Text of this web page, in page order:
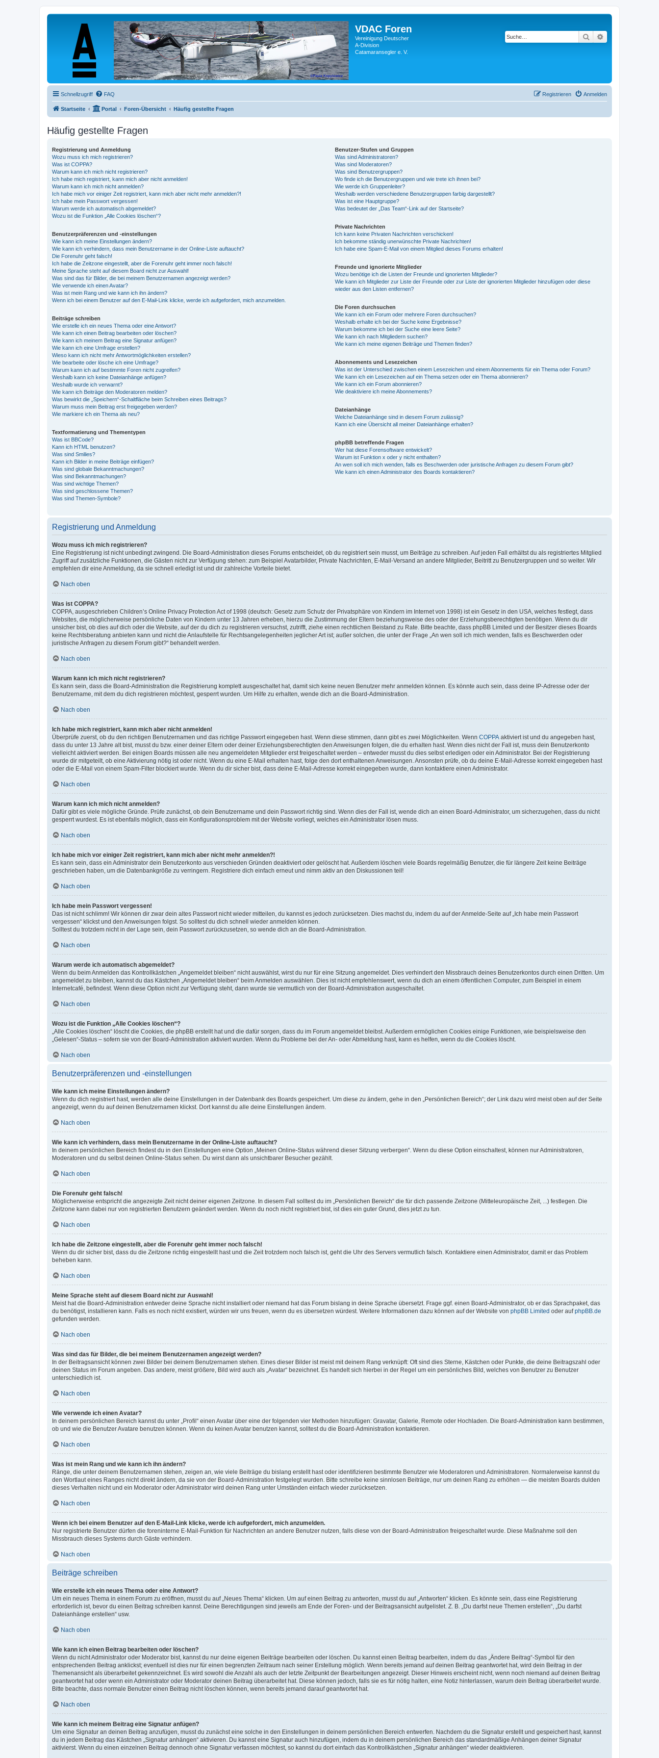
VDAC Foren
Vereinigung Deutscher
A-Division
Catamaransegler e. V.
Suche
Schnellzugriff FAQ Anmelden
Registrieren
Startseite Portal Foren-Übersicht Häufig gestellte Fragen
Häufig gestellte Fragen
Registrierung und Anmeldung
Wozu muss ich mich registrieren?
Was ist COPPA?
Warum kann ich mich nicht registrieren?
Ich habe mich registriert, kann mich aber nicht anmelden!
Warum kann ich mich nicht anmelden?
Ich habe mich vor einiger Zeit registriert, kann mich aber nicht mehr anmelden?!
Ich habe mein Passwort vergessen!
Warum werde ich automatisch abgemeldet?
Wozu ist die Funktion „Alle Cookies löschen“?
Benutzerpräferenzen und -einstellungen
Wie kann ich meine Einstellungen ändern?
Wie kann ich verhindern, dass mein Benutzername in der Online-Liste auftaucht?
Die Forenuhr geht falsch!
Ich habe die Zeitzone eingestellt, aber die Forenuhr geht immer noch falsch!
Meine Sprache steht auf diesem Board nicht zur Auswahl!
Was sind das für Bilder, die bei meinem Benutzernamen angezeigt werden?
Wie verwende ich einen Avatar?
Was ist mein Rang und wie kann ich ihn ändern?
Wenn ich bei einem Benutzer auf den E-Mail-Link klicke, werde ich aufgefordert, mich anzumelden.
Beiträge schreiben
Wie erstelle ich ein neues Thema oder eine Antwort?
Wie kann ich einen Beitrag bearbeiten oder löschen?
Wie kann ich meinem Beitrag eine Signatur anfügen?
Wie kann ich eine Umfrage erstellen?
Wieso kann ich nicht mehr Antwortmöglichkeiten erstellen?
Wie bearbeite oder lösche ich eine Umfrage?
Warum kann ich auf bestimmte Foren nicht zugreifen?
Weshalb kann ich keine Dateianhänge anfügen?
Weshalb wurde ich verwarnt?
Wie kann ich Beiträge den Moderatoren melden?
Was bewirkt die „Speichern“-Schaltfläche beim Schreiben eines Beitrags?
Warum muss mein Beitrag erst freigegeben werden?
Wie markiere ich ein Thema als neu?
Textformatierung und Thementypen
Was ist BBCode?
Kann ich HTML benutzen?
Was sind Smilies?
Kann ich Bilder in meine Beiträge einfügen?
Was sind globale Bekanntmachungen?
Was sind Bekanntmachungen?
Was sind wichtige Themen?
Was sind geschlossene Themen?
Was sind Themen-Symbole?
Benutzer-Stufen und Gruppen
Was sind Administratoren?
Was sind Moderatoren?
Was sind Benutzergruppen?
Wo finde ich die Benutzergruppen und wie trete ich ihnen bei?
Wie werde ich Gruppenleiter?
Weshalb werden verschiedene Benutzergruppen farbig dargestellt?
Was ist eine Hauptgruppe?
Was bedeutet der „Das Team“-Link auf der Startseite?
Private Nachrichten
Ich kann keine Privaten Nachrichten verschicken!
Ich bekomme ständig unerwünschte Private Nachrichten!
Ich habe eine Spam-E-Mail von einem Mitglied dieses Forums erhalten!
Freunde und ignorierte Mitglieder
Wozu benötige ich die Listen der Freunde und ignorierten Mitglieder?
Wie kann ich Mitglieder zur Liste der Freunde oder zur Liste der ignorierten Mitglieder hinzufügen oder diese
wieder aus den Listen entfernen?
Die Foren durchsuchen
Wie kann ich ein Forum oder mehrere Foren durchsuchen?
Weshalb erhalte ich bei der Suche keine Ergebnisse?
Warum bekomme ich bei der Suche eine leere Seite?
Wie kann ich nach Mitgliedern suchen?
Wie kann ich meine eigenen Beiträge und Themen finden?
Abonnements und Lesezeichen
Was ist der Unterschied zwischen einem Lesezeichen und einem Abonnements für ein Thema oder Forum?
Wie kann ich ein Lesezeichen auf ein Thema setzen oder ein Thema abonnieren?
Wie kann ich ein Forum abonnieren?
Wie deaktiviere ich meine Abonnements?
Dateianhänge
Welche Dateianhänge sind in diesem Forum zulässig?
Kann ich eine Übersicht all meiner Dateianhänge erhalten?
phpBB betreffende Fragen
Wer hat diese Forensoftware entwickelt?
Warum ist Funktion x oder y nicht enthalten?
An wen soll ich mich wenden, falls es Beschwerden oder juristische Anfragen zu diesem Forum gibt?
Wie kann ich einen Administrator des Boards kontaktieren?
Registrierung und Anmeldung
Wozu muss ich mich registrieren?
Eine Registrierung ist nicht unbedingt zwingend. Die Board-Administration dieses Forums entscheidet, ob du registriert sein musst, um Beiträge zu schreiben. Auf jeden Fall erhältst du als registriertes Mitglied
Zugriff auf zusätzliche Funktionen, die Gästen nicht zur Verfügung stehen: zum Beispiel Avatarbilder, Private Nachrichten, E-Mail-Versand an andere Mitglieder, Beitritt zu Benutzergruppen und so weiter. Wir
empfehlen dir eine Anmeldung, da sie schnell erledigt ist und dir zahlreiche Vorteile bietet.
Nach oben
Was ist COPPA?
COPPA, ausgeschrieben Children’s Online Privacy Protection Act of 1998 (deutsch: Gesetz zum Schutz der Privatsphäre von Kindern im Internet von 1998) ist ein Gesetz in den USA, welches festlegt, dass
Websites, die möglicherweise persönliche Daten von Kindern unter 13 Jahren erheben, hierzu die Zustimmung der Eltern beziehungsweise des oder der Erziehungsberechtigten benötigen. Wenn du dir
unsicher bist, ob dies auf dich oder die Website, auf der du dich zu registrieren versuchst, zutrifft, ziehe einen rechtlichen Beistand zu Rate. Bitte beachte, dass phpBB Limited und der Besitzer dieses Boards
keine Rechtsberatung anbieten kann und nicht die Anlaufstelle für Rechtsangelegenheiten jeglicher Art ist; außer solchen, die unter der Frage „An wen soll ich mich wenden, falls es Beschwerden oder
juristische Anfragen zu diesem Forum gibt?“ behandelt werden.
Nach oben
Warum kann ich mich nicht registrieren?
Es kann sein, dass die Board-Administration die Registrierung komplett ausgeschaltet hat, damit sich keine neuen Benutzer mehr anmelden können. Es könnte auch sein, dass deine IP-Adresse oder der
Benutzername, mit dem du dich registrieren möchtest, gesperrt wurden. Um Hilfe zu erhalten, wende dich an die Board-Administration.
Nach oben
Ich habe mich registriert, kann mich aber nicht anmelden!
Überprüfe zuerst, ob du den richtigen Benutzernamen und das richtige Passwort eingegeben hast. Wenn diese stimmen, dann gibt es zwei Möglichkeiten. Wenn COPPA aktiviert ist und du angegeben hast,
dass du unter 13 Jahre alt bist, musst du bzw. einer deiner Eltern oder deiner Erziehungsberechtigten den Anweisungen folgen, die du erhalten hast. Wenn dies nicht der Fall ist, muss dein Benutzerkonto
vielleicht aktiviert werden. Bei einigen Boards müssen alle neu angemeldeten Mitglieder erst freigeschaltet werden – entweder musst du dies selbst erledigen oder ein Administrator. Bei der Registrierung
wurde dir mitgeteilt, ob eine Aktivierung nötig ist oder nicht. Wenn du eine E-Mail erhalten hast, folge den dort enthaltenen Anweisungen. Ansonsten prüfe, ob du deine E-Mail-Adresse korrekt eingegeben hast
oder die E-Mail von einem Spam-Filter blockiert wurde. Wenn du dir sicher bist, dass deine E-Mail-Adresse korrekt eingegeben wurde, dann kontaktiere einen Administrator.
Nach oben
Warum kann ich mich nicht anmelden?
Dafür gibt es viele mögliche Gründe. Prüfe zunächst, ob dein Benutzername und dein Passwort richtig sind. Wenn dies der Fall ist, wende dich an einen Board-Administrator, um sicherzugehen, dass du nicht
gesperrt wurdest. Es ist ebenfalls möglich, dass ein Konfigurationsproblem mit der Website vorliegt, welches ein Administrator lösen muss.
Nach oben
Ich habe mich vor einiger Zeit registriert, kann mich aber nicht mehr anmelden?!
Es kann sein, dass ein Administrator dein Benutzerkonto aus verschieden Gründen deaktiviert oder gelöscht hat. Außerdem löschen viele Boards regelmäßig Benutzer, die für längere Zeit keine Beiträge
geschrieben haben, um die Datenbankgröße zu verringern. Registriere dich einfach erneut und nimm aktiv an den Diskussionen teil!
Nach oben
Ich habe mein Passwort vergessen!
Das ist nicht schlimm! Wir können dir zwar dein altes Passwort nicht wieder mitteilen, du kannst es jedoch zurücksetzen. Dies machst du, indem du auf der Anmelde-Seite auf „Ich habe mein Passwort
vergessen“ klickst und den Anweisungen folgst. So solltest du dich schnell wieder anmelden können.
Solltest du trotzdem nicht in der Lage sein, dein Passwort zurückzusetzen, so wende dich an die Board-Administration.
Nach oben
Warum werde ich automatisch abgemeldet?
Wenn du beim Anmelden das Kontrollkästchen „Angemeldet bleiben“ nicht auswählst, wirst du nur für eine Sitzung angemeldet. Dies verhindert den Missbrauch deines Benutzerkontos durch einen Dritten. Um
angemeldet zu bleiben, kannst du das Kästchen „Angemeldet bleiben“ beim Anmelden auswählen. Dies ist nicht empfehlenswert, wenn du dich an einem öffentlichen Computer, zum Beispiel in einem
Internetcafé, befindest. Wenn diese Option nicht zur Verfügung steht, dann wurde sie vermutlich von der Board-Administration ausgeschaltet.
Nach oben
Wozu ist die Funktion „Alle Cookies löschen“?
„Alle Cookies löschen“ löscht die Cookies, die phpBB erstellt hat und die dafür sorgen, dass du im Forum angemeldet bleibst. Außerdem ermöglichen Cookies einige Funktionen, wie beispielsweise den
„Gelesen“-Status – sofern sie von der Board-Administration aktiviert wurden. Wenn du Probleme bei der An- oder Abmeldung hast, kann es helfen, wenn du die Cookies löscht.
Nach oben
Benutzerpräferenzen und -einstellungen
Wie kann ich meine Einstellungen ändern?
Wenn du dich registriert hast, werden alle deine Einstellungen in der Datenbank des Boards gespeichert. Um diese zu ändern, gehe in den „Persönlichen Bereich“; der Link dazu wird meist oben auf der Seite
angezeigt, wenn du auf deinen Benutzernamen klickst. Dort kannst du alle deine Einstellungen ändern.
Nach oben
Wie kann ich verhindern, dass mein Benutzername in der Online-Liste auftaucht?
In deinem persönlichen Bereich findest du in den Einstellungen eine Option „Meinen Online-Status während dieser Sitzung verbergen“. Wenn du diese Option einschaltest, können nur Administratoren,
Moderatoren und du selbst deinen Online-Status sehen. Du wirst dann als unsichtbarer Besucher gezählt.
Nach oben
Die Forenuhr geht falsch!
Möglicherweise entspricht die angezeigte Zeit nicht deiner eigenen Zeitzone. In diesem Fall solltest du im „Persönlichen Bereich“ die für dich passende Zeitzone (Mitteleuropäische Zeit, ...) festlegen. Die
Zeitzone kann dabei nur von registrierten Benutzern geändert werden. Wenn du noch nicht registriert bist, ist dies ein guter Grund, dies jetzt zu tun.
Nach oben
Ich habe die Zeitzone eingestellt, aber die Forenuhr geht immer noch falsch!
Wenn du dir sicher bist, dass du die Zeitzone richtig eingestellt hast und die Zeit trotzdem noch falsch ist, geht die Uhr des Servers vermutlich falsch. Kontaktiere einen Administrator, damit er das Problem
beheben kann.
Nach oben
Meine Sprache steht auf diesem Board nicht zur Auswahl!
Meist hat die Board-Administration entweder deine Sprache nicht installiert oder niemand hat das Forum bislang in deine Sprache übersetzt. Frage ggf. einen Board-Administrator, ob er das Sprachpaket, das
du benötigst, installieren kann. Falls es noch nicht existiert, würden wir uns freuen, wenn du es übersetzen würdest. Weitere Informationen dazu können auf der Website von phpBB Limited oder aufphpBB.de
gefunden werden.
Nach oben
Was sind das für Bilder, die bei meinem Benutzernamen angezeigt werden?
In der Beitragsansicht können zwei Bilder bei deinem Benutzernamen stehen. Eines dieser Bilder ist meist mit deinem Rang verknüpft: Oft sind dies Sterne, Kästchen oder Punkte, die deine Beitragszahl oder
deinen Status im Forum angeben. Das andere, meist größere, Bild wird auch als „Avatar“ bezeichnet. Es handelt sich hierbei in der Regel um ein persönliches Bild, welches von Benutzer zu Benutzer
unterschiedlich ist.
Nach oben
Wie verwende ich einen Avatar?
In deinem persönlichen Bereich kannst du unter „Profil“ einen Avatar über eine der folgenden vier Methoden hinzufügen: Gravatar, Galerie, Remote oder Hochladen. Die Board-Administration kann bestimmen,
ob und wie die Benutzer Avatare benutzen können. Wenn du keinen Avatar benutzen kannst, solltest du die Board-Administration kontaktieren.
Nach oben
Was ist mein Rang und wie kann ich ihn ändern?
Ränge, die unter deinem Benutzernamen stehen, zeigen an, wie viele Beiträge du bislang erstellt hast oder identifizieren bestimmte Benutzer wie Moderatoren und Administratoren. Normalerweise kannst du
den Wortlaut eines Ranges nicht direkt ändern, da sie von der Board-Administration festgelegt wurden. Bitte schreibe keine sinnlosen Beiträge, nur um deinen Rang zu erhöhen — die meisten Boards dulden
dieses Verhalten nicht und ein Moderator oder Administrator wird deinen Rang unter Umständen einfach wieder zurücksetzen.
Nach oben
Wenn ich bei einem Benutzer auf den E-Mail-Link klicke, werde ich aufgefordert, mich anzumelden.
Nur registrierte Benutzer dürfen die foreninterne E-Mail-Funktion für Nachrichten an andere Benutzer nutzen, falls diese von der Board-Administration freigeschaltet wurde. Diese Maßnahme soll den
Missbrauch dieses Systems durch Gäste verhindern.
Nach oben
Beiträge schreiben
Wie erstelle ich ein neues Thema oder eine Antwort?
Um ein neues Thema in einem Forum zu eröffnen, musst du auf „Neues Thema“ klicken. Um auf einen Beitrag zu antworten, musst du auf „Antworten“ klicken. Es könnte sein, dass eine Registrierung
erforderlich ist, bevor du einen Beitrag schreiben kannst. Deine Berechtigungen sind jeweils am Ende der Foren- und der Beitragsansicht aufgelistet. Z. B. „Du darfst neue Themen erstellen“, „Du darfst
Dateianhänge erstellen“ usw.
Nach oben
Wie kann ich einen Beitrag bearbeiten oder löschen?
Wenn du nicht Administrator oder Moderator bist, kannst du nur deine eigenen Beiträge bearbeiten oder löschen. Du kannst einen Beitrag bearbeiten, indem du das „Ändere Beitrag“-Symbol für den
entsprechenden Beitrag anklickst; eventuell ist dies nur für einen begrenzten Zeitraum nach seiner Erstellung möglich. Wenn bereits jemand auf deinen Beitrag geantwortet hat, wird dein Beitrag in der
Themenansicht als überarbeitet gekennzeichnet. Es wird sowohl die Anzahl als auch der letzte Zeitpunkt der Bearbeitungen angezeigt. Dieser Hinweis erscheint nicht, wenn noch niemand auf deinen Beitrag
geantwortet hat oder wenn ein Administrator oder Moderator deinen Beitrag überarbeitet hat. Diese können jedoch, falls sie es für nötig halten, eine Notiz hinterlassen, warum dein Beitrag überarbeitet wurde.
Bitte beachte, dass normale Benutzer einen Beitrag nicht löschen können, wenn bereits jemand darauf geantwortet hat.
Nach oben
Wie kann ich meinem Beitrag eine Signatur anfügen?
Um eine Signatur an deinen Beitrag anzufügen, musst du zunächst eine solche in den Einstellungen in deinem persönlichen Bereich entwerfen. Nachdem du die Signatur erstellt und gespeichert hast, kannst
du in jedem Beitrag das Kästchen „Signatur anhängen“ aktivieren. Du kannst eine Signatur auch hinzufügen, indem du in deinem persönlichen Bereich das standardmäßige Anhängen deiner Signatur
aktivierst. Wenn du einen einzelnen Beitrag dennoch ohne Signatur verfassen möchtest, so kannst du dort einfach das Kontrollkästchen „Signatur anhängen“ wieder deaktivieren.